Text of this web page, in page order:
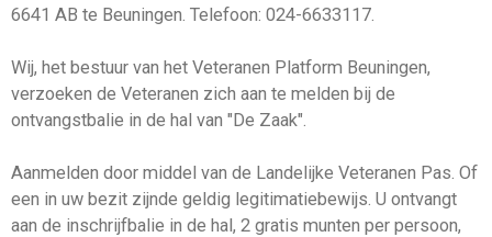
6641 AB te Beuningen. Telefoon: 024-6633117.
Wij, het bestuur van het Veteranen Platform Beuningen,
verzoeken de Veteranen zich aan te melden bij de
ontvangstbalie in de hal van "De Zaak".
Aanmelden door middel van de Landelijke Veteranen Pas. Of
een in uw bezit zijnde geldig legitimatiebewijs. U ontvangt
aan de inschrijfbalie in de hal, 2 gratis munten per persoon,